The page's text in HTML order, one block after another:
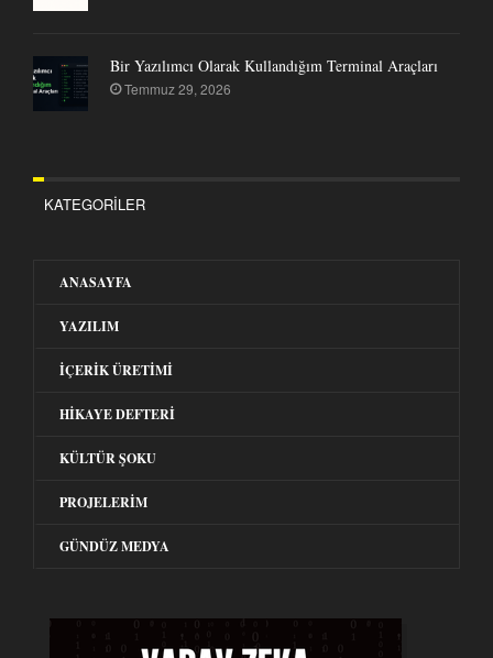
Bir Yazılımcı Olarak Kullandığım Terminal Araçları
Temmuz 29, 2026
KATEGORILER
ANASAYFA
YAZILIM
İÇERIK ÜRETIMI
HIKAYE DEFTERI
KÜLTÜR ŞOKU
PROJELERIM
GÜNDÜZ MEDYA